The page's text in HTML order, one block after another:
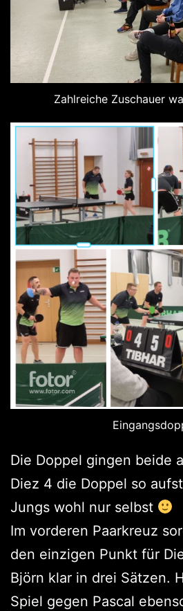
Zahlreiche Zuschauer
Die Doppel gingen beide
Diez 4 die Doppel so
Jungs wohl nur selbst
Im vorderen Paarkreuz
den einzigen Punkt für
Björn klar in drei Sätzen.
Spiel gegen Pascal